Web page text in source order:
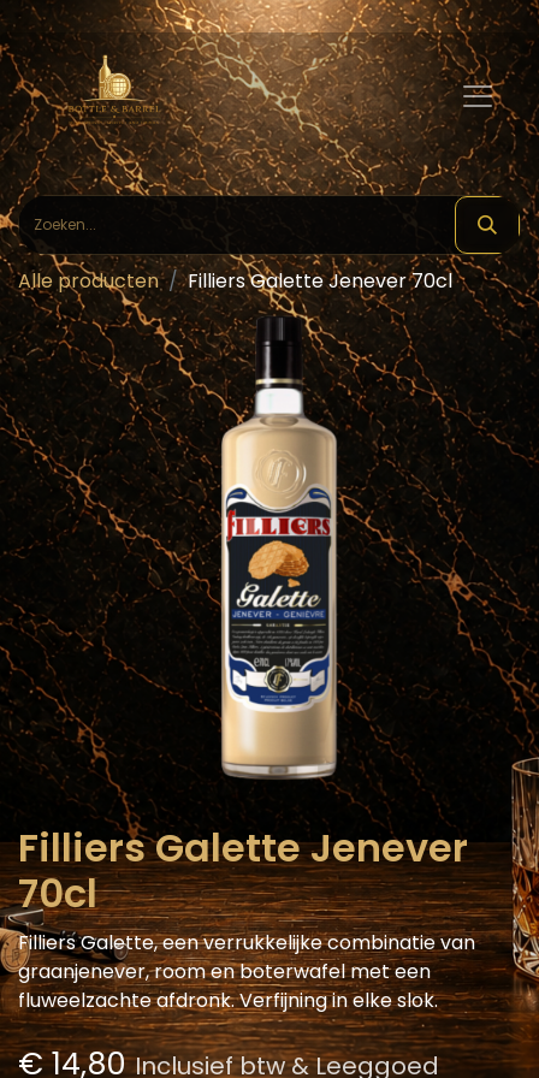
Alle producten Filliers Galette Jenever 70cl
Filliers Galette Jenever
70cl
Filliers Galette, een verrukkelijke combinatie van
graanjenever, room en boterwafel met een
fluweelzachte afdronk. Verfijning in elke slok.
€14,80 Inclusief btw & Leeggoed